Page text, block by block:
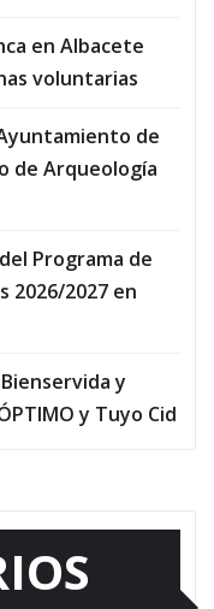
en Albacete
voluntarias
de
de Arqueología
Programa de
2026/2027 en
y
y Tuyo Cid